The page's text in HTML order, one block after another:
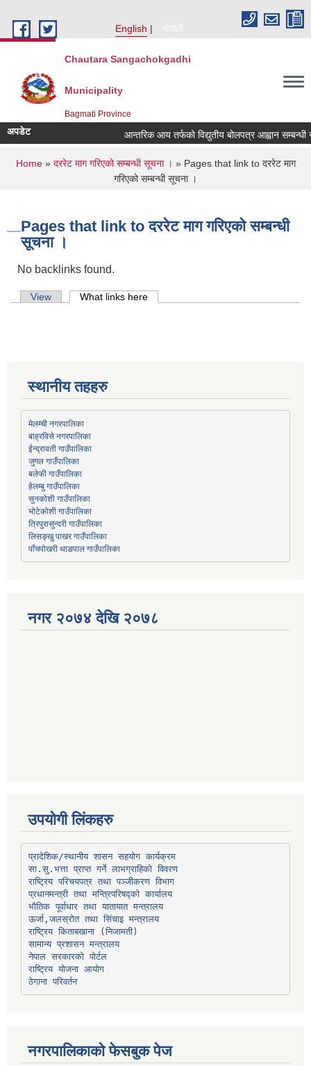
English
नेपाली
Chautara Sangachokgadhi
Municipality
Bagmati Province
अपडेट आन्तरिक आय तर्फको विद्युतीय बोलपत्र आह्वान सम्बन्धी
You are here
Home» दररेट माग गरिएको सम्बन्धी सूचना । » Pages that link to दररेट माग
गरिएको सम्बन्धी सूचना ।
Pages that link to दररेट माग गरिएको सम्बन्धी
सूचना ।
No backlinks found.
Primary tabs
View What links here
स्थानीय तहहरु
मेलम्ची नगरपालिका
बाह्रविसे नगरपालिका
ईन्द्रावती गाउँपालिका
जुगल गाउँपालिका
बलेफी गाउँपालिका
हेलम्बु गाउँपालिका
सुनकोशी गाउँपालिका
भोटेकोशी गाउँपालिका
त्रिपुरासुन्दरी गाउँपालिका
लिसङ्खु पाखर गाउँपालिका
पाँचपोखरी थाङपाल गाउँपालिका
नगर २०७४ देखि २०७८
उपयोगी लिंकहरु
प्रादेशिक/स्थानीय शासन सहयोग कार्यक्रम
सा.सु.भत्ता प्राप्त गर्ने लाभग्राहिको विवरण
राष्ट्रिय परिचयपत्र तथा पञ्‍जीकरण विभाग
प्रधानमन्त्री तथा मन्त्रिपरिषद्को कार्यालय
भौतिक पूर्वाधार तथा यातायात मन्त्रालय
ऊर्जा,जलस्रोत तथा सिंचाइ मन्त्रालय
सामान्य प्रशासन मन्त्रालय
नेपाल सरकारको पोर्टल
राष्ट्रिय योजना आयोग
ठेगाना परिवर्तन
नगरपालिकाको फेसबुक पेज